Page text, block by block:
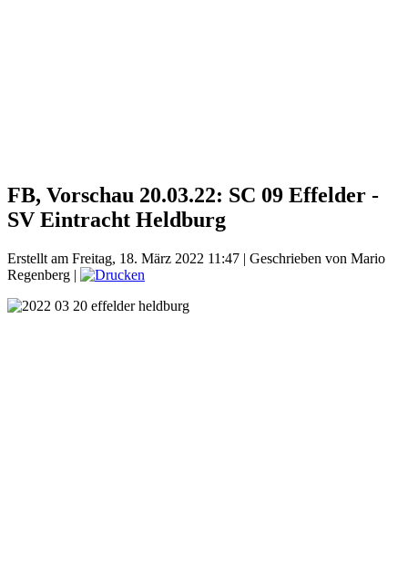
FB, Vorschau 20.03.22: SC 09 Effelder -
SV Eintracht Heldburg
Erstellt am Freitag, 18. März 2022 11:47 | Geschrieben von Mario
Regenberg |